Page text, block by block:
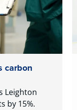
carbon
Leighton
by 15%.